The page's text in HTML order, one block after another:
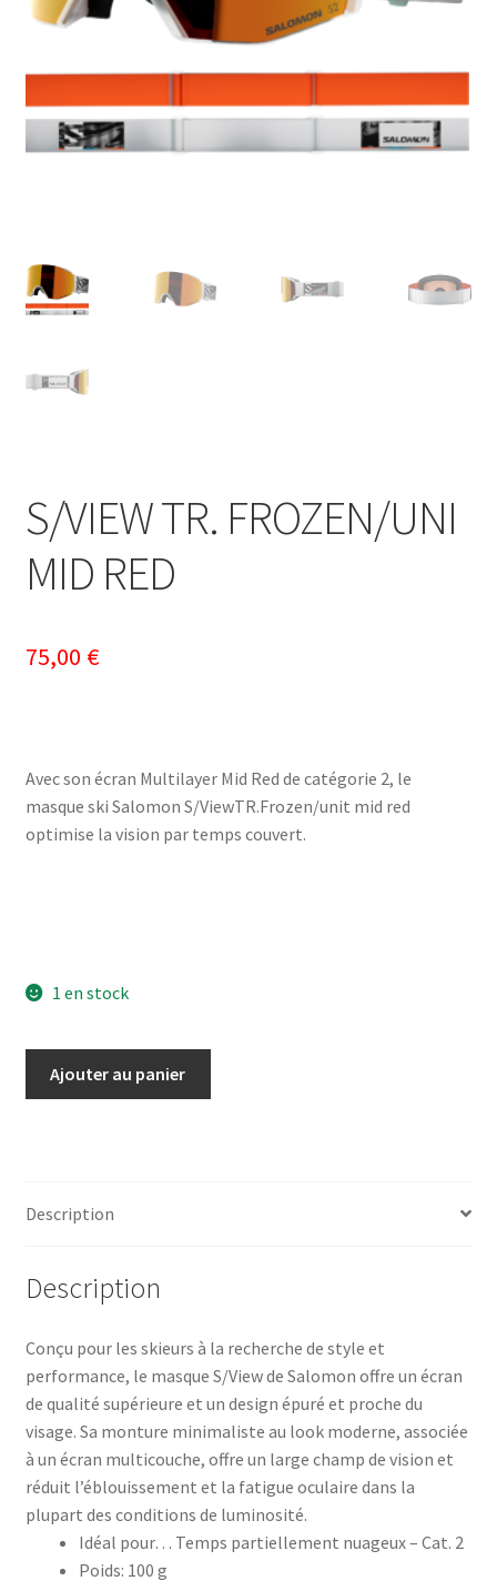
S/VIEW TR. FROZEN/UNI
MID RED
75,00 €
Avec son écran Multilayer Mid Red de catégorie 2, le
masque ski Salomon S/ViewTR.Frozen/unit mid red
optimise la vision par temps couvert.
1 en stock
Ajouter au panier
Description
Description
Conçu pour les skieurs à la recherche de style et
performance, le masque S/View de Salomon offre un écran
de qualité supérieure et un design épuré et proche du
visage. Sa monture minimaliste au look moderne, associée
à un écran multicouche, offre un large champ de vision et
réduit l’éblouissement et la fatigue oculaire dans la
plupart des conditions de luminosité.
Idéal pour… Temps partiellement nuageux – Cat. 2
Poids: 100 g